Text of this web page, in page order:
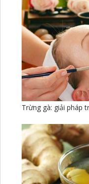
Trừng gà: giải pháp